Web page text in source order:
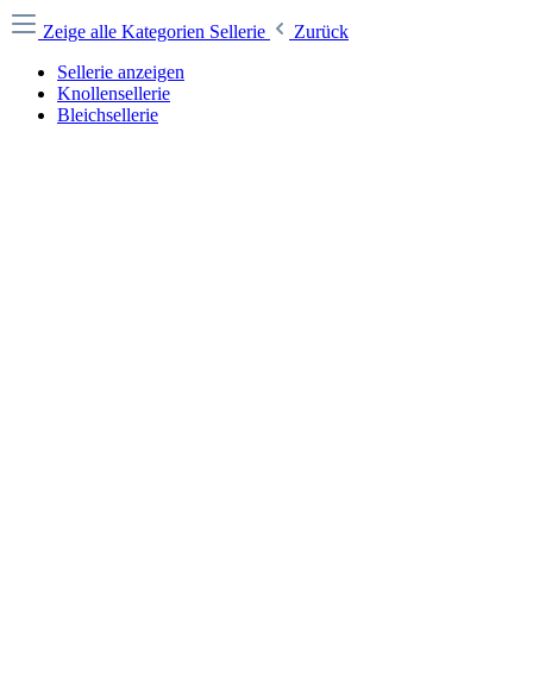
Zeige alle Kategorien Sellerie
Zurück
Sellerie anzeigen
Knollensellerie
Bleichsellerie